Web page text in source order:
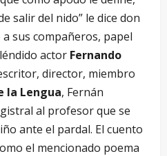
salir del nido” le dice don
sus compañeros, papel
actor Fernando
director, miembro
la Lengua, Fernán
al profesor que se
ante el pardal. El cuento
el mencionado poema